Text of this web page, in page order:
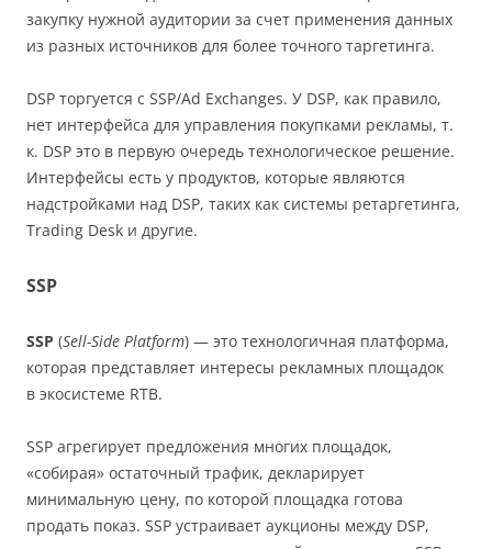
закупку нужной аудитории за счет применения данных
из разных источников для более точного таргетинга.
DSP торгуется с SSP/Ad Exchanges. У DSP, как правило,
нет интерфейса для управления покупками рекламы, т.
к. DSP это в первую очередь технологическое решение.
Интерфейсы есть у продуктов, которые являются
надстройками над DSP, таких как системы ретаргетинга,
Trading Desk и другие.
SSP
SSP (Sell-Side Platform) — это технологичная платформа,
которая представляет интересы рекламных площадок
в экосистеме RTB.
SSP агрегирует предложения многих площадок,
«собирая» остаточный трафик, декларирует
минимальную цену, по которой площадка готова
продать показ. SSP устраивает аукционы между DSP,